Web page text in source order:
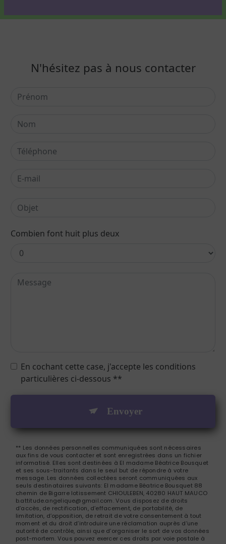
N'hésitez pas à nous contacter
Combien font huit plus deux
En cochant cette case, j'accepte les conditions
particulières ci-dessous **
Envoyer
** Les données personnelles communiquées sont nécessaires
aux fins de vous contacter et sont enregistrées dans un fichier
informatisé. Elles sont destinées à El madame Béatrice Bousquet
et ses sous-traitants dans le seul but de répondre à votre
message. Les données collectées seront communiquées aux
seuls destinataires suivants: El madame Béatrice Bousquet 88
chemin de Bigarre lotissement CHIOULEBEN, 40280 HAUT MAUCO
b.attitude.angelique@gmail.com. Vous disposez de droits
d’accès, de rectification, d’effacement, de portabilité, de
limitation, d’opposition, de retrait de votre consentement à tout
moment et du droit d’introduire une réclamation auprès d’une
autorité de contrôle, ainsi que d’organiser le sort de vos données
post-mortem. Vous pouvez exercer ces droits par voie postale à